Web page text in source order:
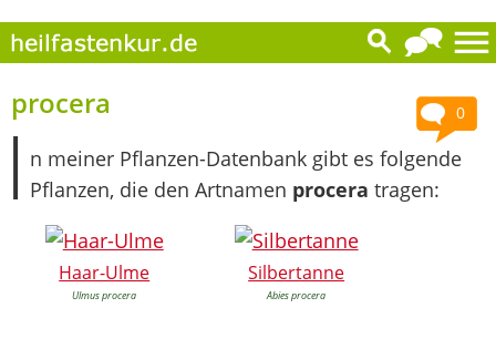
0
procera
I n meiner Pflanzen-Datenbank gibt es folgende
Pflanzen, die den Artnamen procera tragen:
Haar-Ulme
Ulmus procera
Silbertanne
Abies procera